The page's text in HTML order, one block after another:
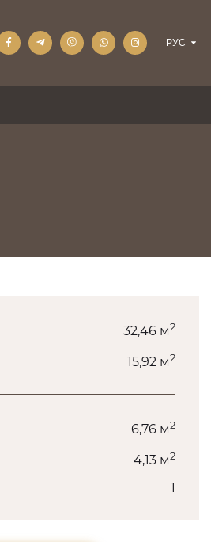
32,46 м2
15,92 м2
6,76 м2
4,13 м2
1